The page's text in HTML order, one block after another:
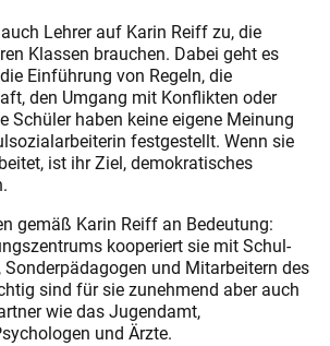
Lehrer auf Karin Reiff zu, die
Klassen brauchen. Dabei geht es
Einführung von Regeln, die
den Umgang mit Konflikten oder
Schüler haben keine eigene Meinung
festgestellt. Wenn sie
ist ihr Ziel, demokratisches
gemäß Karin Reiff an Bedeutung:
kooperiert sie mit Schul-
Sonderpädagogen und Mitarbeitern des
sind für sie zunehmend aber auch
wie das Jugendamt,
und Ärzte.